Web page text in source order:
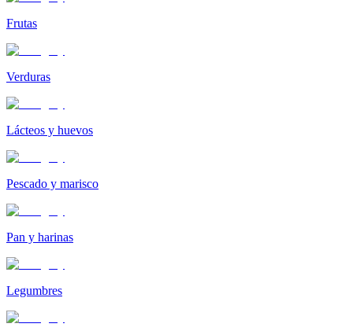
Frutas
Verduras
Lácteos y huevos
Pescado y marisco
Pan y harinas
Legumbres